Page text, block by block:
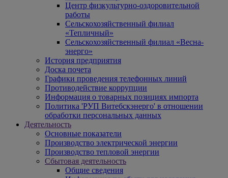
Центр физкультурно-оздоровительной
работы
Сельскохозяйственный филиал
«Тепличный»
Сельскохозяйственный филиал «Весна-
энерго»
История предприятия
Доска почета
Графики проведения телефонных линий
Противодействие коррупции
Информация о товарных позициях импорта
Политика 'РУП Витебскэнерго' в отношении
обработки персональных данных
Деятельность
Основные показатели
Производство электрической энергии
Производство тепловой энергии
Сбытовая деятельность
Общие сведения